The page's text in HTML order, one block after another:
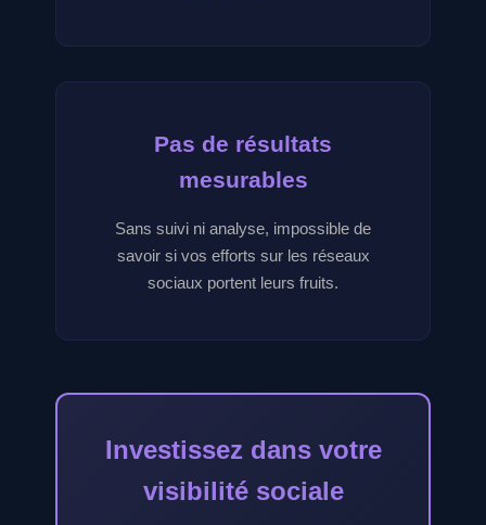
Pas de résultats
mesurables
Sans suivi ni analyse, impossible de
savoir si vos efforts sur les réseaux
sociaux portent leurs fruits.
Investissez dans votre
visibilité sociale